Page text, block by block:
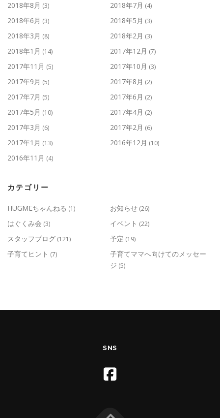
2018年8月 (3) 2018年7月 (4)
2018年6月 (3) 2018年5月 (3)
2018年3月 (8) 2018年2月 (3)
2018年1月 (14) 2017年12月 (7)
2017年11月 (5) 2017年10月 (3)
2017年9月 (5) 2017年8月 (2)
2017年7月 (5) 2017年6月 (2)
2017年5月 (10) 2017年4月 (2)
2017年3月 (6) 2017年2月 (6)
2017年1月 (13) 2016年12月 (10)
2016年11月 (4)
カテゴリー
HUGMEちゃんねる (1) お知らせ (26)
はぐくみ会 (3) イベント (22)
スタッフブログ (121) 予定 (19)
子育てヒント (7)
子育てママへ向けてのメッセー
ジ (5)
SNS